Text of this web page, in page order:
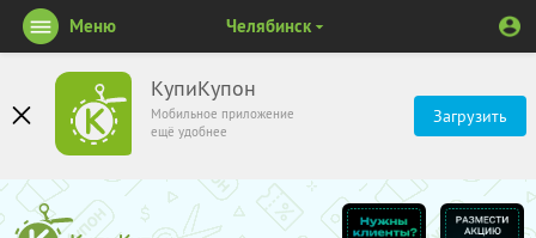
КупиКупон
Мобильное приложение
ещё удобнее
Загрузить
Меню Челябинск